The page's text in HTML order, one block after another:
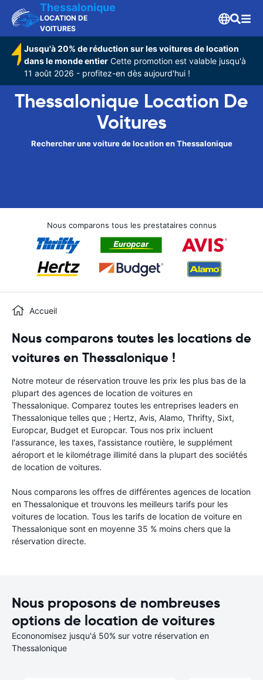
Thessalonique
LOCATION DE
VOITURES
Jusqu'à 20% de réduction sur les voitures de location
dans le monde entier Cette promotion est valable jusqu'à
11 août 2026 - profitez-en dès aujourd'hui !
Thessalonique Location De
Voitures
Rechercher une voiture de location en Thessalonique
Nous comparons tous les prestataires connus
Accueil
Nous comparons toutes les locations de
voitures en Thessalonique !
Notre moteur de réservation trouve les prix les plus bas de la
plupart des agences de location de voitures en
Thessalonique. Comparez toutes les entreprises leaders en
Thessalonique telles que ; Hertz, Avis, Alamo, Thrifty, Sixt,
Europcar, Budget et Europcar. Tous nos prix incluent
l'assurance, les taxes, l'assistance routière, le supplément
aéroport et le kilométrage illimité dans la plupart des sociétés
de location de voitures.
Nous comparons les offres de différentes agences de location
en Thessalonique et trouvons les meilleurs tarifs pour les
voitures de location. Tous les tarifs de location de voiture en
Thessalonique sont en moyenne 35 % moins chers que la
réservation directe.
Nous proposons de nombreuses
options de location de voitures
Econonomisez jusqu'á 50% sur votre réservation en
Thessalonique